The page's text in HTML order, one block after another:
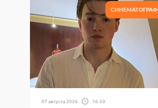
СИНЕМАТОГРАФ
07 августа 2026 16:50